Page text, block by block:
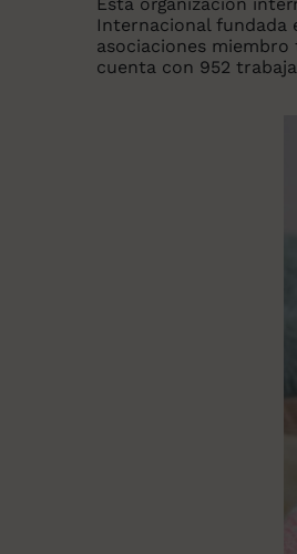
Esta organización
Internacional fundada
asociaciones
cuenta con 952